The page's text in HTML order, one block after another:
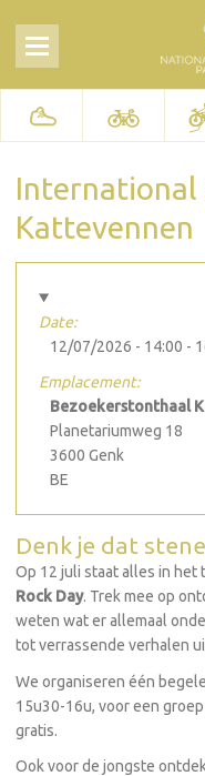
International
Kattevennen
Date:
12/07/2026 - 14:00 -
Emplacement:
Bezoekerstonthaal
Planetariumweg 18
3600 Genk
BE
Denk je dat
Op 12 juli staat alles in het
Rock Day. Trek mee op
weten wat er allemaal
tot verrassende verhalen
We organiseren één
15u30-16u, voor een
gratis.
Ook voor de jongste